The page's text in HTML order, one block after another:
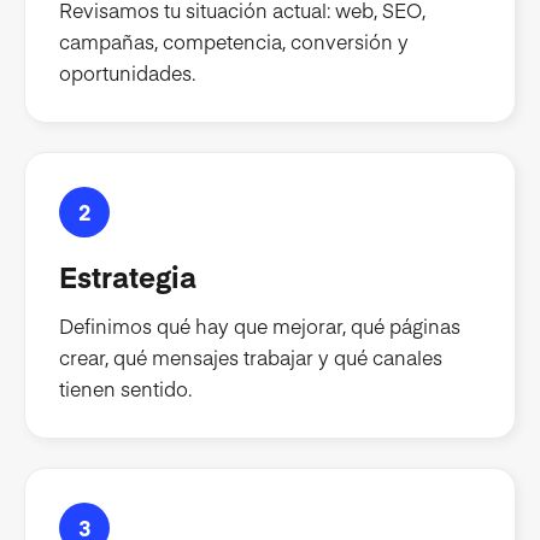
Revisamos tu situación actual: web, SEO,
campañas, competencia, conversión y
oportunidades.
2
Estrategia
Definimos qué hay que mejorar, qué páginas
crear, qué mensajes trabajar y qué canales
tienen sentido.
3